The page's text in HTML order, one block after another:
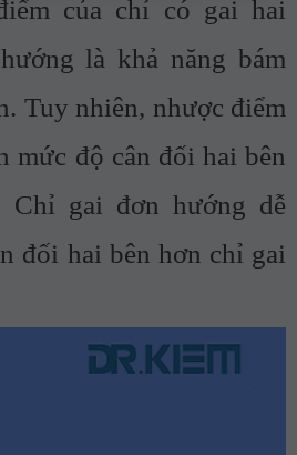
của chỉ có gai hai
là khả năng bám
Tuy nhiên, nhược điểm
mức độ cân đối hai bên
Chỉ gai đơn hướng dễ
đối hai bên hơn chỉ gai